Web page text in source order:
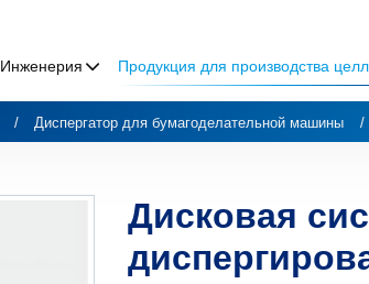
Инженерия Продукция для производства
Диспергатор для бумагоделательной машины
Дисковая